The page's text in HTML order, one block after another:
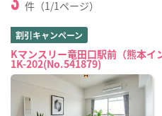
件（1/1ページ）
割引キャンペーン
Kマンスリー竜田口駅前（熊本イ
1K-202(No.541879)